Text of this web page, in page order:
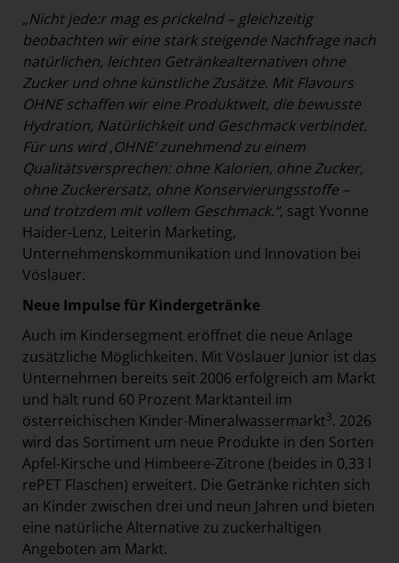
„Nicht jede:r mag es prickelnd – gleichzeitig
beobachten wir eine stark steigende Nachfrage nach
natürlichen, leichten Getränkealternativen ohne
Zucker und ohne künstliche Zusätze. Mit Flavours
OHNE schaffen wir eine Produktwelt, die bewusste
Hydration, Natürlichkeit und Geschmack verbindet.
Für uns wird ‚OHNE‘ zunehmend zu einem
Qualitätsversprechen: ohne Kalorien, ohne Zucker,
ohne Zuckerersatz, ohne Konservierungsstoffe –
und trotzdem mit vollem Geschmack.“, sagt Yvonne
Haider-Lenz, Leiterin Marketing,
Unternehmenskommunikation und Innovation bei
Vöslauer.
Neue Impulse für Kindergetränke
Auch im Kindersegment eröffnet die neue Anlage
zusätzliche Möglichkeiten. Mit Vöslauer Junior ist das
Unternehmen bereits seit 2006 erfolgreich am Markt
und hält rund 60 Prozent Marktanteil im
österreichischen Kinder-Mineralwassermarkt3. 2026
wird das Sortiment um neue Produkte in den Sorten
Apfel-Kirsche und Himbeere-Zitrone (beides in 0,33 l
rePET Flaschen) erweitert. Die Getränke richten sich
an Kinder zwischen drei und neun Jahren und bieten
eine natürliche Alternative zu zuckerhaltigen
Angeboten am Markt.